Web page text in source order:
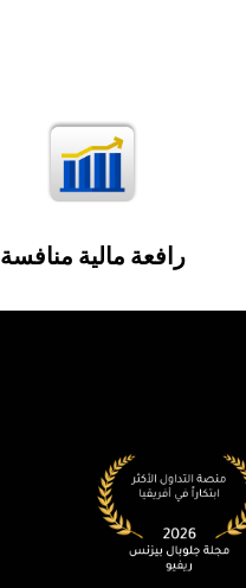
رافعة مالية منافسة